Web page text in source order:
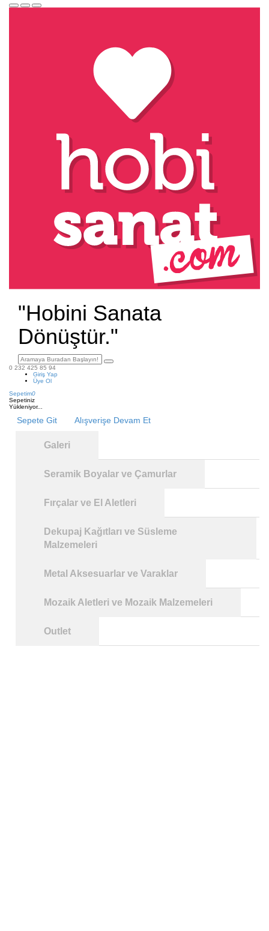
"Hobini Sanata
Dönüştür."
0 232 425 85 94
Giriş Yap
Üye Ol
Sepetim0
Sepetiniz
Yükleniyor...
Sepete Git Alışverişe Devam Et
Galeri
Seramik Boyalar ve Çamurlar
Fırçalar ve El Aletleri
Dekupaj Kağıtları ve Süsleme
Malzemeleri
Metal Aksesuarlar ve Varaklar
Mozaik Aletleri ve Mozaik Malzemeleri
Outlet